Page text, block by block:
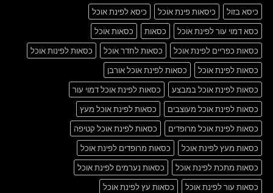
כיסא בזול כיסאות פינת אוכל
כיסא לפינת אוכל
כסא דמוי עור לפינת אוכל
כסאות
כסאות אוכל
כסאות כפריים לפינת אוכל
כסאות לחדר אוכל
כסאות לפינות אוכל
כסאות לפינת אוכל
כסאות לפינת אוכל אורבן
כסאות לפינת אוכל במבצע
כסאות לפינת אוכל דמוי עור
כסאות לפינת אוכל מעוצבים
כסאות לפינת אוכל מעץ
כסאות לפינת אוכל מרופדים
כסאות לפינת אוכל קטיפה
כסאות מעץ לפינת אוכל
כסאות מרופדים לפינת אוכל
כסאות מתכת לפינת אוכל
כסאות נערמים לפינת אוכל
כסאות עור לפינת אוכל
כסאות עץ לפינת אוכל